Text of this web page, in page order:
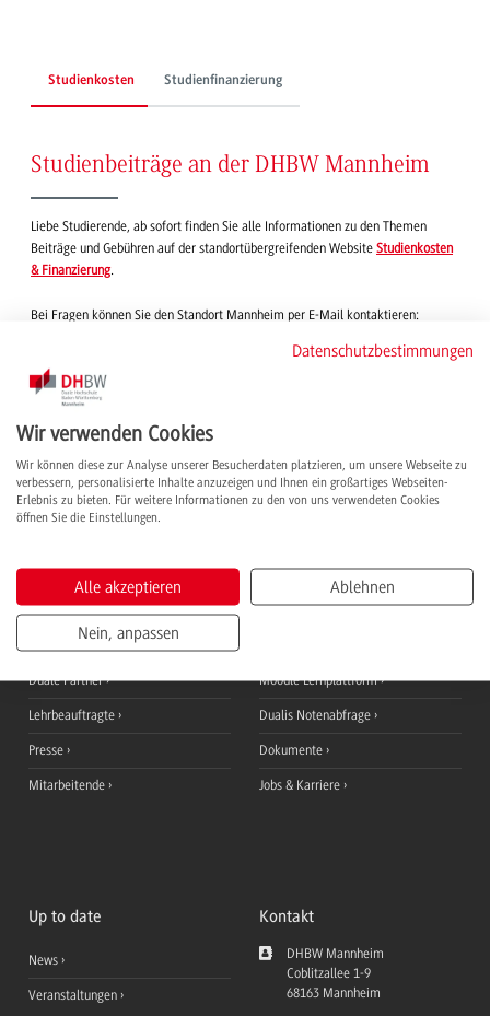
Studienkosten Studienfinanzierung
Studienbeiträge an der DHBW Mannheim
Liebe Studierende, ab sofort finden Sie alle Informationen zu den Themen
Beiträge und Gebühren auf der standortübergreifenden Website Studienkosten
& Finanzierung.
Bei Fragen können Sie den Standort Mannheim per E-Mail kontaktieren:
Informationen für Duale Partner
Für Duale Partner fallen lediglich Kosten im Rahmen der Vergütung der
Studierenden an. Alle Informationen hierzu finden Sie auf der
unsere Partnerunternehmen.
Informationen für
Studieninteressierte
Duale Partner
Lehrbeauftragte
Presse
Mitarbeitende
QuickLinks
Ansprechpersonen
Moodle Lernplattform
Dualis Notenabfrage
Dokumente
Jobs & Karriere
Up to date
News
Veranstaltungen
Kontakt
DHBW Mannheim
Coblitzallee 1-9
68163 Mannheim
Datenschutzbestimmungen
Wir verwenden Cookies
Wir können diese zur Analyse unserer Besucherdaten platzieren, um unsere Webseite zu
verbessern, personalisierte Inhalte anzuzeigen und Ihnen ein großartiges Webseiten-
Erlebnis zu bieten. Für weitere Informationen zu den von uns verwendeten Cookies
öffnen Sie die Einstellungen.
Alle akzeptieren Ablehnen
Nein, anpassen